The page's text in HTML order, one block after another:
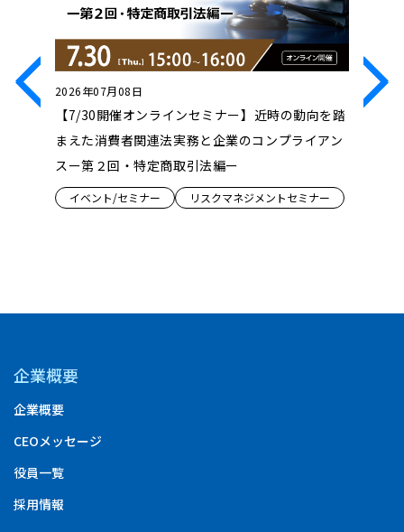
2026年07月08日
【7/30開催オンラインセミナー】近時の動向を踏
まえた消費者関連法実務と企業のコンプライアン
スー第２回・特定商取引法編ー
イベント/セミナー リスクマネジメントセミナー
2026年
企業概要
企業概要
CEOメッセージ
役員一覧
採用情報